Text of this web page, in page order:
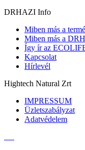
DRHAZI Info
Miben más a
Miben más a
Így ír az
Kapcsolat
Hírlevél
Hightech Natural Zrt
IMPRESSUM
Üzletszabályzat
Adatvédelem